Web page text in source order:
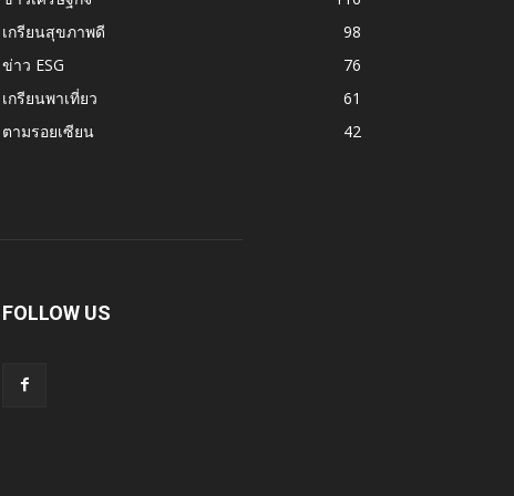
เกรียนสุขภาพดี
98
ข่าว ESG
76
เกรียนพาเที่ยว
61
ตามรอยเซียน
42
FOLLOW US